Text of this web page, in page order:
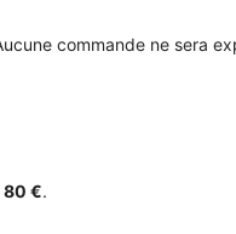
commande ne sera
80 €.